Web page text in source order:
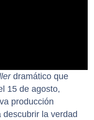
dramático que
15 de agosto,
producción
la verdad